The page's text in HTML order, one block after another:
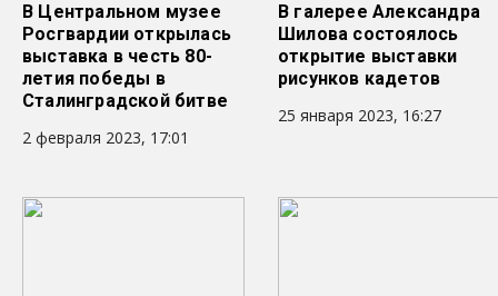
В Центральном музее
Росгвардии открылась
выставка в честь 80-
летия победы в
Сталинградской битве
2 февраля 2023, 17:01
В галерее Александра
Шилова состоялось
открытие выставки
рисунков кадетов
25 января 2023, 16:27